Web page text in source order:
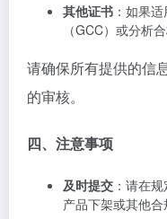
其他证书 ：如果
（GCC）或分析
请确保所有提供的信
的审核。
四、注意事项
及时提交 ：请在
产品下架或其他合